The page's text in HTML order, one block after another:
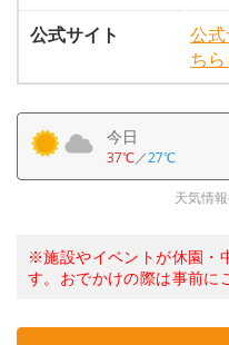
公式サイト
公
ちら
今日
37℃／27℃
天気情
※施設やイベントが休園・
す。おでかけの際は事前に